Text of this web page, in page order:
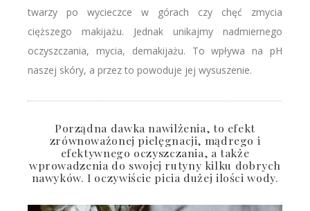
twarzy po wycieczce w górach czy chęć zmycia
cięższego makijażu. Jednak unikajmy nadmiernego
oczyszczania, mycia, demakijażu. To wpływa na pH
naszej skóry, a przez to powoduje jej wysuszenie.
Porządna dawka nawilżenia, to efekt
zrównoważonej pielęgnacji, mądrego i
efektywnego oczyszczania, a także
wprowadzenia do swojej rutyny kilku dobrych
nawyków. I oczywiście picia dużej ilości wody.